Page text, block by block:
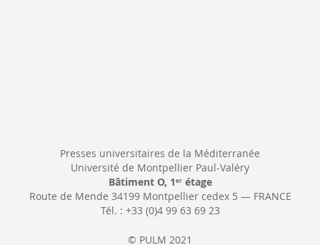
Presses universitaires de la Méditerranée
Université de Montpellier Paul-Valéry
Bâtiment O, 1 erétage
Route de Mende 34199 Montpellier cedex 5 — FRANCE
Tél. : +33 (0)4 99 63 69 23
© PULM 2021